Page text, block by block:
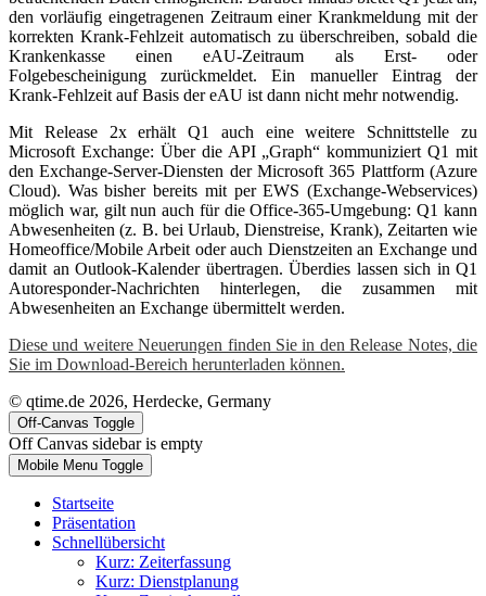
den vorläufig eingetragenen Zeitraum einer Krankmeldung mit der
korrekten Krank-Fehlzeit automatisch zu überschreiben, sobald die
Krankenkasse einen eAU-Zeitraum als Erst- oder
Folgebescheinigung zurückmeldet. Ein manueller Eintrag der
Krank-Fehlzeit auf Basis der eAU ist dann nicht mehr notwendig.
Mit Release 2x erhält Q1 auch eine weitere Schnittstelle zu
Microsoft Exchange: Über die API „Graph“ kommuniziert Q1 mit
den Exchange-Server-Diensten der Microsoft 365 Plattform (Azure
Cloud). Was bisher bereits mit per EWS (Exchange-Webservices)
möglich war, gilt nun auch für die Office-365-Umgebung: Q1 kann
Abwesenheiten (z. B. bei Urlaub, Dienstreise, Krank), Zeitarten wie
Homeoffice/Mobile Arbeit oder auch Dienstzeiten an Exchange und
damit an Outlook-Kalender übertragen. Überdies lassen sich in Q1
Autoresponder-Nachrichten hinterlegen, die zusammen mit
Abwesenheiten an Exchange übermittelt werden.
Diese und weitere Neuerungen finden Sie in den Release Notes, die
Sie im Download-Bereich herunterladen können.
© qtime.de 2026, Herdecke, Germany
Off-Canvas Toggle
Off Canvas sidebar is empty
Mobile Menu Toggle
Startseite
Präsentation
Schnellübersicht
Kurz: Zeiterfassung
Kurz: Dienstplanung